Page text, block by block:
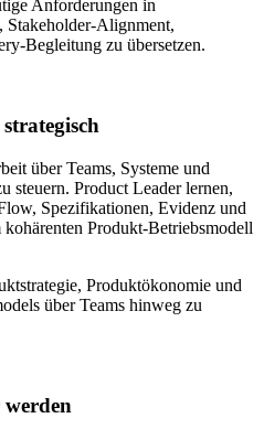
Anforderungen in
Stakeholder-Alignment,
Begleitung zu übersetzen.
über Teams, Systeme und
steuern. Product Leader lernen,
Spezifikationen, Evidenz und
Produkt-Betriebsmodell
Produktökonomie und
über Teams hinweg zu